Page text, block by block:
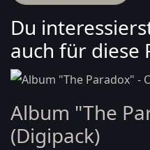
Du
auch für diese
Album "The
(Digipack)